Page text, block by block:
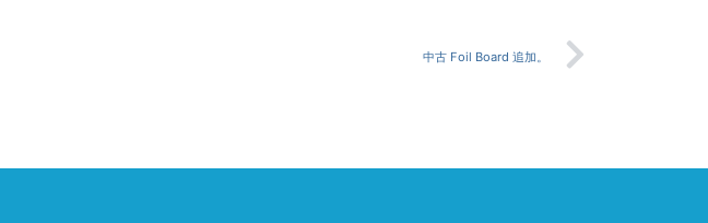
中古 Foil Board 追加。